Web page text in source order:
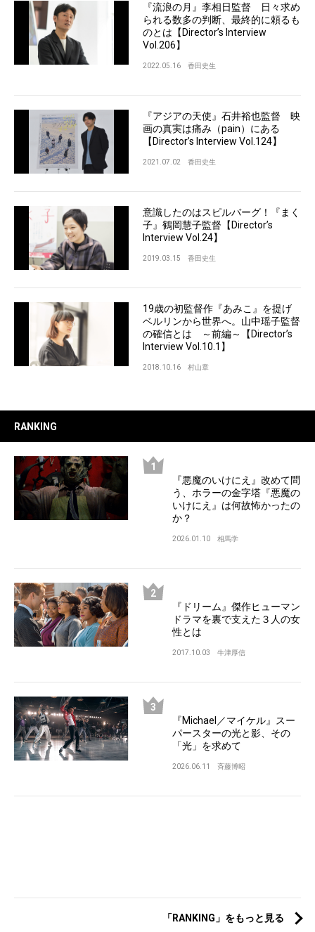
『流浪の月』李相日監督 日々求め
られる数多の判断、最終的に頼るも
のとは【Director’s Interview
Vol.206】
2022.05.16 香田史生
『アジアの天使』石井裕也監督 映
画の真実は痛み（pain）にある
【Director’s Interview Vol.124】
2021.07.02 香田史生
意識したのはスピルバーグ！『まく
子』鶴岡慧子監督【Director’s
Interview Vol.24】
2019.03.15 香田史生
19歳の初監督作『あみこ』を提げ
ベルリンから世界へ。山中瑶子監督
の確信とは ～前編～【Director’s
Interview Vol.10.1】
2018.10.16 村山章
RANKING
『悪魔のいけにえ』改めて問
う、ホラーの金字塔『悪魔の
いけにえ』は何故怖かったの
か？
2026.01.10 相馬学
『ドリーム』傑作ヒューマン
ドラマを裏で支えた３人の女
性とは
2017.10.03 牛津厚信
『Michael／マイケル』スー
パースターの光と影、その
「光」を求めて
2026.06.11 斉藤博昭
「RANKING」をもっと見る